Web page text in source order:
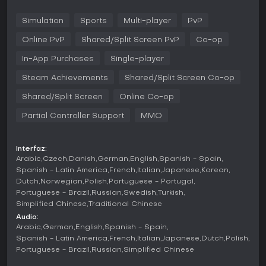
natural. Los porteros cuentan con una lógica de
posicionamiento actualizada y estilos de animación
trayectorias y rebotes realistas. Estos elementos exigen un
táctica por encima de jugadas apresuradas.
Los partidos se desarrollan en campos virtuales con
gestión de la stamina y los ajustes de formación son clave.
construcción pausada del juego. El título es compatible con
mandos, lo que permite un control fluido en momentos de
alta intensidad.
Modos de juego
En Career Mode, puedes asumir roles de mánager o
jugador, creando un club personalizado, diseñando
equipaciones y construyendo un estadio. Como mánager,
lleva a tu equipo a través de divisiones hasta los grandes
títulos, gestionando fichajes y tácticas. En Player Career,
Simulation Sports Multi-player PvP
Online PvP Shared/Split Screen PvP Co-op
In-App Purchases Single-player
Steam Achievements Shared/Split Screen Co-op
Shared/Split Screen Online Co-op
Partial Controller Support MMO
Interfaz:
Arabic Czech Danish German English Spanish - Spain
Spanish - Latin America French Italian Japanese Korean
Dutch Norwegian Polish Portuguese - Portugal
Portuguese - Brazil
Russian Swedish
Turkish
Simplified Chinese
Traditional Chinese
Audio:
Arabic German English Spanish - Spain
Spanish - Latin America French Italian Japanese Dutch Polish
Portuguese - Brazil
Russian Simplified Chinese